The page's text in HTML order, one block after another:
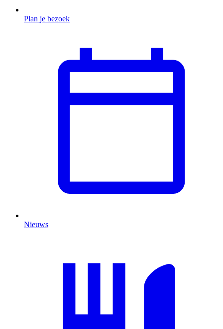
Plan je bezoek
Nieuws